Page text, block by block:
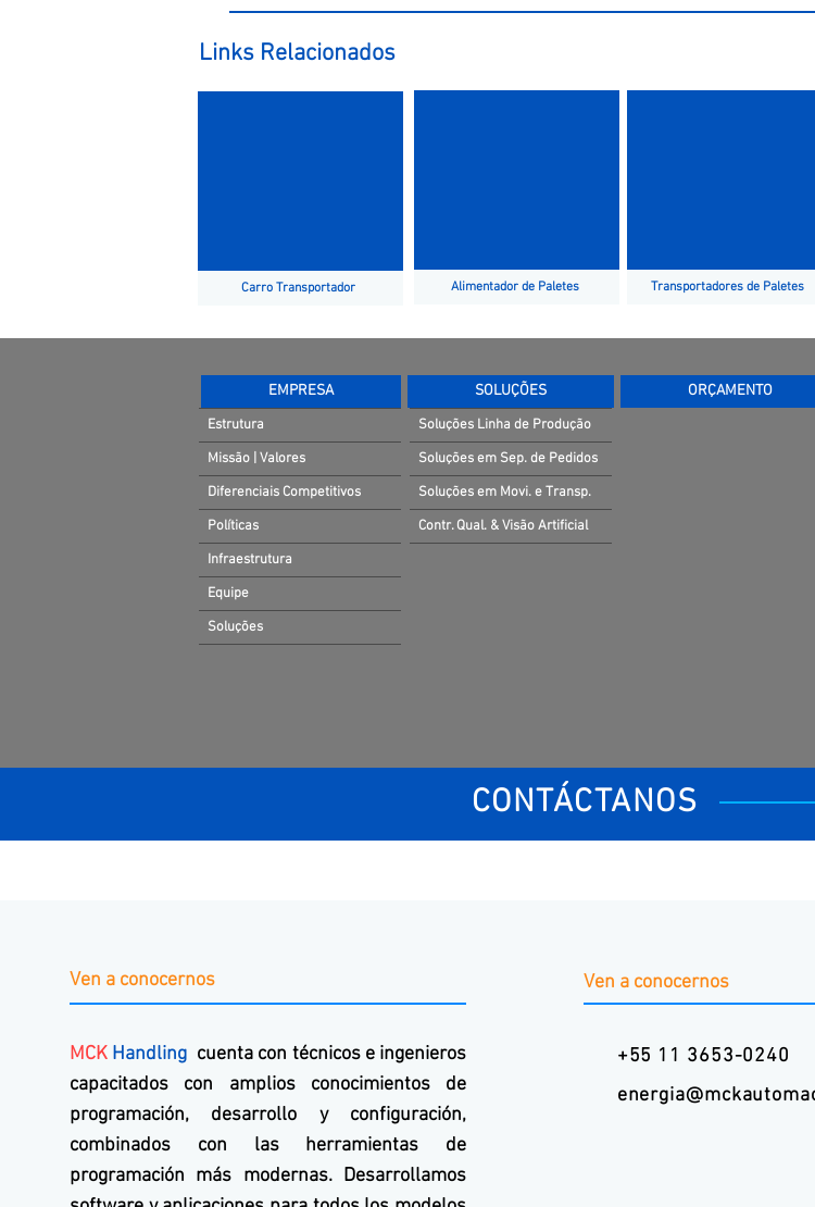
Links Relacionados
Carro Transportador Alimentador de Paletes Transportadores de Paletes
EMPRESA SOLUÇÕES ORÇAMENTO
Estrutura
Missão | Valores
Diferenciais Competitivos
Políticas
Infraestrutura
Equipe
Soluções
Soluções Linha de Produção
Soluções em Sep. de Pedidos
Soluções em Movi. e Transp.
Contr. Qual. & Visão Artificial
CONTÁCTANOS
Ven a conocernos
MCK Handling cuenta con técnicos e ingenieros
capacitados con amplios conocimientos de
programación, desarrollo y configuración,
combinados con las herramientas de
programación más modernas. Desarrollamos
Ven a conocernos
+55 11 3653-0240